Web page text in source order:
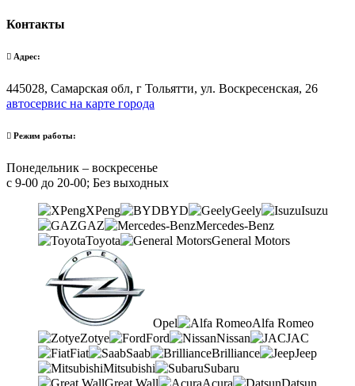
Контакты
Адрес:
445028, Самарская обл, г Тольятти, ул. Воскресенская, 26
автосервис на карте города
Режим работы:
Понедельник – воскресенье
с 9-00 до 20-00; Без выходных
XPeng BYD Geely
Isuzu
GAZ
Mercedes-Benz
Toyota
General Motors
Opel
Alfa Romeo
Zotye
Ford Nissan
JAC
Fiat
Saab Brilliance
Jeep
Mitsubishi
Subaru
Great Wall
Acura Datsun